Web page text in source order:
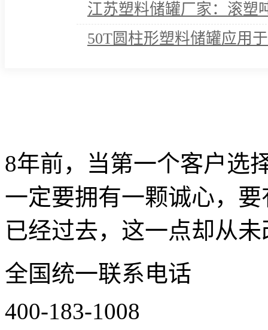
江苏塑料储罐厂家：滚塑
50T圆柱形塑料储罐应用
8年前，当第一个客户选
一定要拥有一颗诚心，
已经过去，这一点却从
全国统一联系电话
400-183-1008